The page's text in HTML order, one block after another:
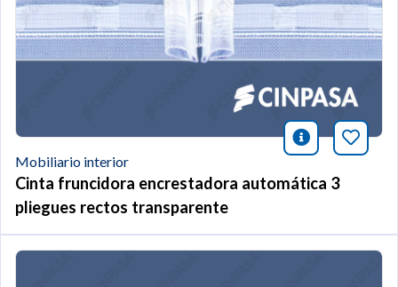
icono
Mobiliario interior
Cinta fruncidora encrestadora automática 3
pliegues rectos transparente